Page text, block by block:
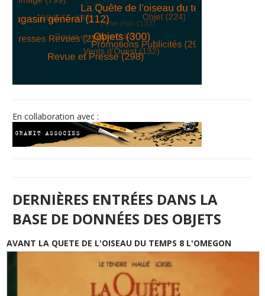
En collaboration avec :
DERNIÈRES ENTRÉES DANS LA
BASE DE DONNÉES DES OBJETS
AVANT LA QUETE DE L'OISEAU DU TEMPS 8 L'OMEGON